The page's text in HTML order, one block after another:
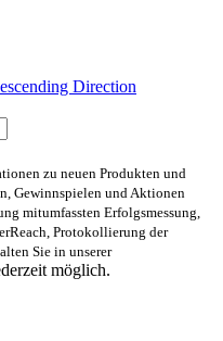
Direction
zu neuen Produkten und
Gewinnspielen und Aktionen
mitumfassten Erfolgsmessung,
Protokollierung der
Sie in unserer
möglich.